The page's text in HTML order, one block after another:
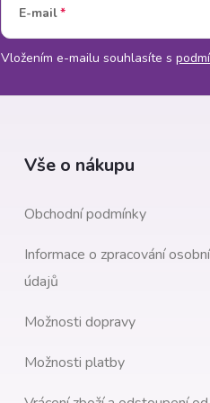
E-mail
Vložením e-mailu souhlasíte s
Vše o nákupu
Obchodní podmínky
Informace o zpracování
údajů
Možnosti dopravy
Možnosti platby